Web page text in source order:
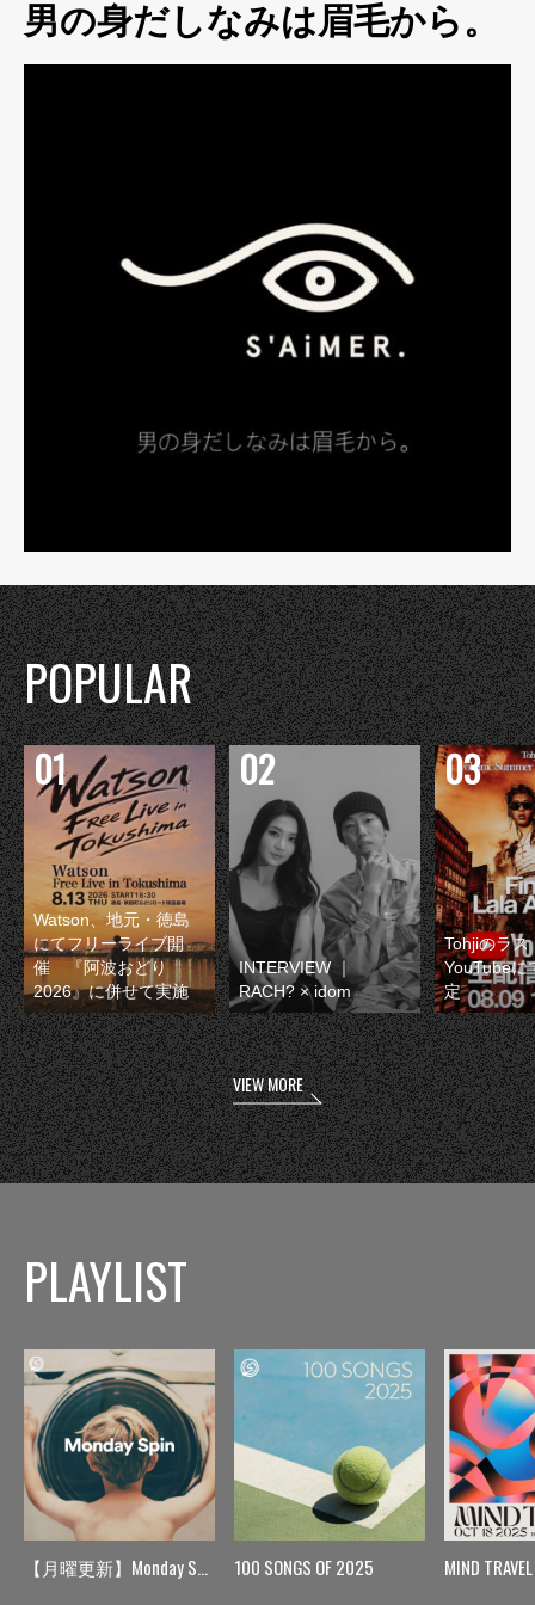
男の身だしなみは眉毛から。
POPULAR
Watson、地元・徳島
にてフリーライブ開
催 『阿波おどり
2026』に併せて実施
INTERVIEW ｜
RACH? × idom
Tohjiのラス
YouTubeに
定
VIEW MORE
PLAYLIST
【月曜更新】Monday Spin 100 SONGS OF 2025 MIND TRAVEL